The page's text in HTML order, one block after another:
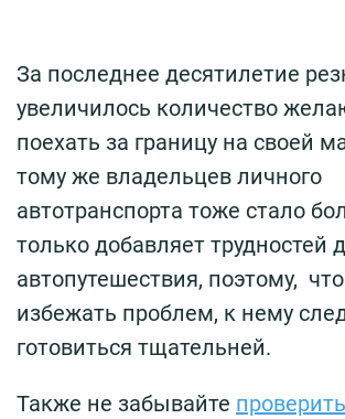
За последнее десятилетие
увеличилось количество
поехать за границу на своей
тому же владельцев личного
автотранспорта тоже стало
только добавляет трудностей
автопутешествия, поэтому,
избежать проблем, к нему
готовиться тщательней.
Также не забывайте